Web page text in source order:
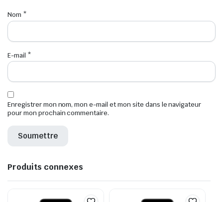
Nom *
E-mail *
Enregistrer mon nom, mon e-mail et mon site dans le navigateur
pour mon prochain commentaire.
Produits connexes